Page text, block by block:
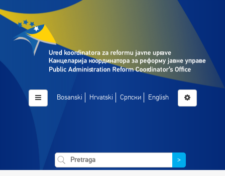
Bosanski Hrvatski Српски English
>